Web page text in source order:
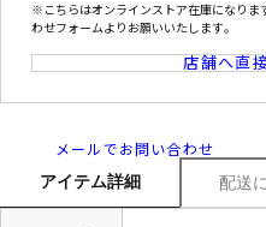
※こちらはオンラインストア在庫になりま
わせフォームよりお願いいたします｡
店舗へ直
メールでお問い合わせ
アイテム詳細 配送